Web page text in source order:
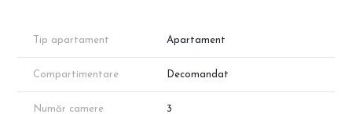
Exclusivitate: Proiect cu regim mic de înălțime, oferind intimitate și
📐 Detalii Apartament:
Suprafață Utilă: 90,50 mp.
Curte Privată: 42,50 mp.
Tip apartament Apartament
Compartimentare Decomandat
Număr camere 3